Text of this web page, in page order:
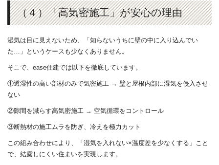
（４）「高気密施工」が安心の理由
湿気は目に見えないため、「知らないうちに壁の中に入り込んでい
た…」というケースも少なくありません。
そこで、ease住建では以下を徹底しています。
①透湿性の高い部材のみで気密施工 → 壁と屋根内部に湿気を侵入させ
ない
②隙間を減らす高気密施工 → 空気循環をコントロール
③断熱材の施工ムラを防ぎ、冷えを極力カット
この組み合わせにより、「湿気を入れない×温度差を少なくする」こと
で、結露しにくい住まいを実現します。